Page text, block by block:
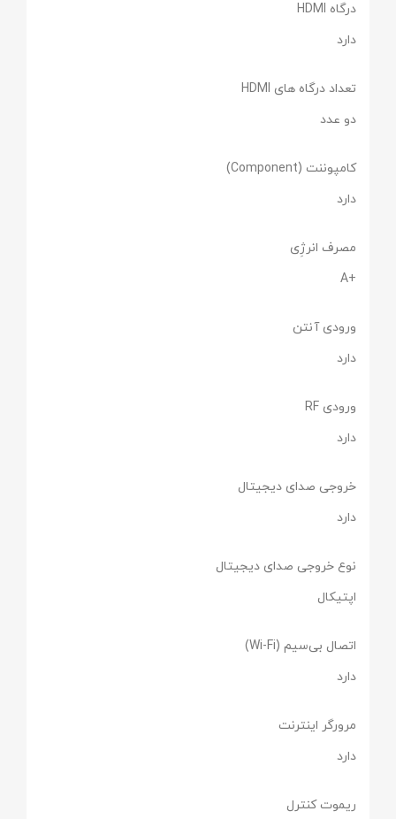
درگاه HDMI
دارد
تعداد درگاه های HDMI
دو عدد
کامپوننت (Component)
دارد
مصرف انرژِی
+A
ورودی آنتن
دارد
ورودی RF
دارد
خروجی صدای دیجیتال
دارد
نوع خروجی صدای دیجیتال
اپتیکال
اتصال بی‌سیم (Wi-Fi)
دارد
مرورگر اینترنت
دارد
ریموت کنترل